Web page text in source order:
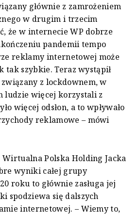
głównie z zamrożeniem
w drugim i trzecim
że w internecie WP dobrze
pandemii tempo
reklamy internetowej może
tak szybkie. Teraz wystąpił
z lockdownem, w
ludzie więcej korzystali z
więcej odsłon, a to wpływało
reklamowe – mówi
Wirtualna Polska Holding Jacka
wyniki całej grupy
roku to głównie zasługa jej
spodziewa się dalszych
internetowej. – Wiemy to,